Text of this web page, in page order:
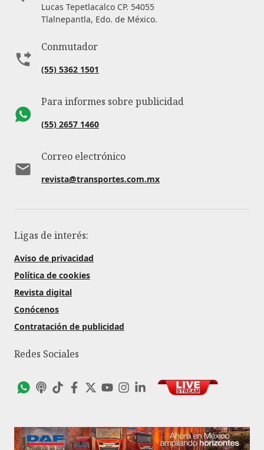
Lucas Tepetlacalco CP. 54055
Tlalnepantla, Edo. de México.
Conmutador
(55) 5362 1501
Para informes sobre publicidad
(55) 2657 1460
Correo electrónico
revista@transportes.com.mx
Ligas de interés:
Aviso de privacidad
Política de cookies
Revista digital
Conócenos
Contratación de publicidad
Redes Sociales